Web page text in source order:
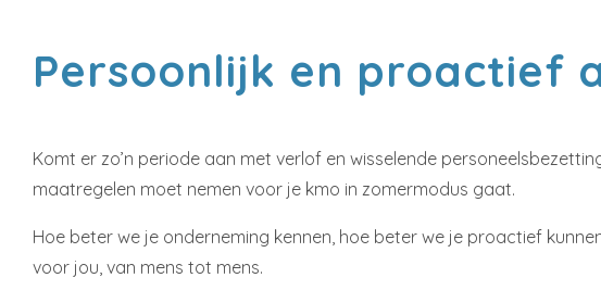
Persoonlijk en proactief
Komt er zo’n periode aan met verlof en wisselende
maatregelen moet nemen voor je kmo in zomermodus gaat.
Hoe beter we je onderneming kennen, hoe beter we je proactief
voor jou, van mens tot mens.